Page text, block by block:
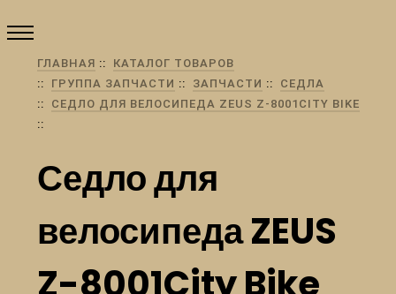
ГЛАВНАЯ
КАТАЛОГ ТОВАРОВ
ГРУППА ЗАПЧАСТИ
ЗАПЧАСТИ
СЕДЛА
СЕДЛО ДЛЯ ВЕЛОСИПЕДА ZEUS Z-8001CITY BIKE
Седло для
велосипеда ZEUS